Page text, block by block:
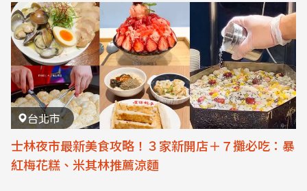
台北市
士林夜市最新美食攻略！３家新開店＋７攤必吃：暴
紅梅花糕、米其林推薦涼麵